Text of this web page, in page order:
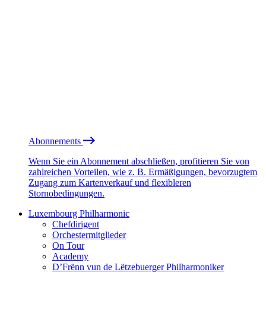
Abonnements
Wenn Sie ein Abonnement abschließen, profitieren Sie von
zahlreichen Vorteilen, wie z. B. Ermäßigungen, bevorzugtem
Zugang zum Kartenverkauf und flexibleren
Stornobedingungen.
Luxembourg Philharmonic
Chefdirigent
Orchestermitglieder
On Tour
Academy
D’Frënn vun de Lëtzebuerger Philharmoniker